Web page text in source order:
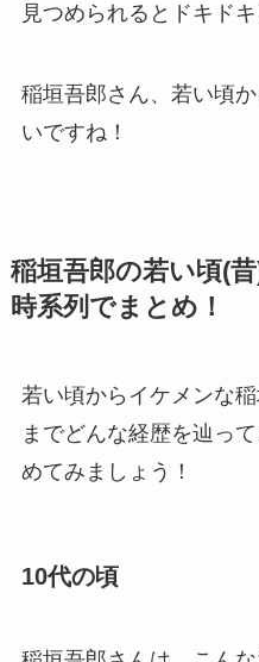
見つめられるとドキドキ
稲垣吾郎さん、若い頃
いですね！
稲垣吾郎の若い頃(
時系列でまとめ！
若い頃からイケメンな
までどんな経歴を辿っ
めてみましょう！
10代の頃